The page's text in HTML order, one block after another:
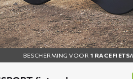
BESCHERMING VOOR 1